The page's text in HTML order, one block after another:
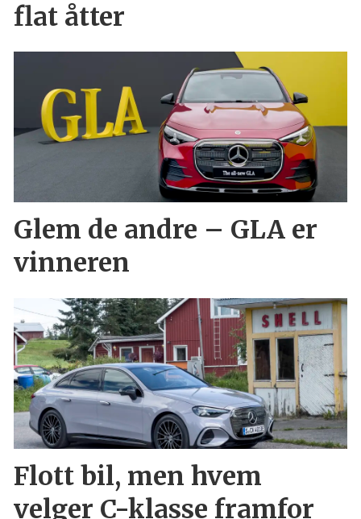
flat åtter
Glem de andre – GLA er
vinneren
Flott bil, men hvem
velger C-klasse framfor